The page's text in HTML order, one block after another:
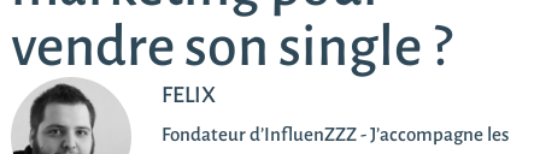
vendre son single ?
FELIX
Fondateur d’InfluenZZZ - J’accompagne les